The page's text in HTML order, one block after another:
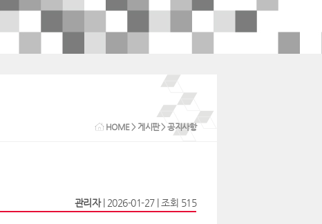
HOME> 게시판> 공지사항
관리자 | 2026-01-27 | 조회 515